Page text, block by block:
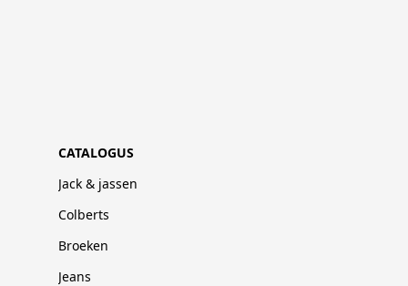
CATALOGUS
Jack & jassen
Colberts
Broeken
Jeans